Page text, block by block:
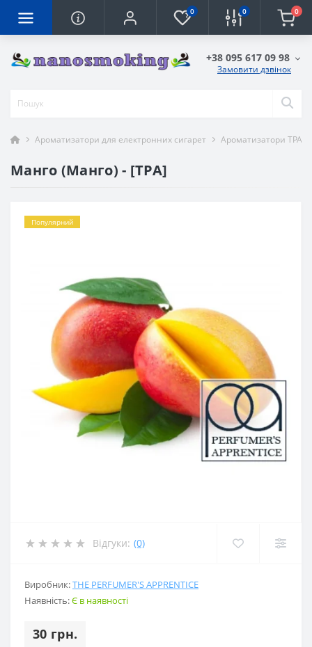
0 0 0
+38 095 617 09 98
Замовити дзвінок
Ароматизатори для електронних сигарет Ароматизатори TPA
Манго (Манго) - [TPA]
Популярний
Відгуки: (0)
Виробник:THE PERFUMER'S APPRENTICE
Наявність:Є в наявності
30 грн.